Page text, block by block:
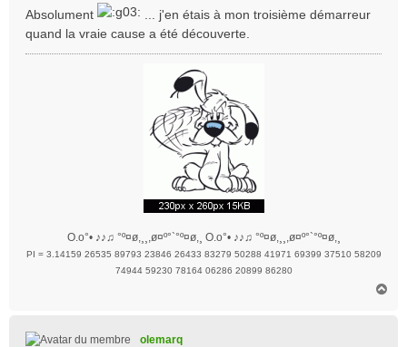
s
a
g
Absolument
... j'en étais à mon troisième démarreur
quand la vraie cause a été découverte.
O.o°• ♪♪♫ °º¤ø,¸¸,ø¤º°`°º¤ø,¸ O.o°• ♪♪♫ °º¤ø,¸¸,ø¤º°`°º¤ø,¸
PI = 3.14159 26535 89793 23846 26433 83279 50288 41971 69399 37510 58209
74944 59230 78164 06286 20899 86280
olemarq